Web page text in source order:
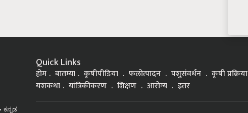
ಕನ್ನಡ
Quick Links
होम बातम्या कृषीपीडिया फलोत्पादन पशुसंवर्धन
कृषी प्रक्रिया
यशकथा
यांत्रिकीकरण शिक्षण आरोग्य इतर